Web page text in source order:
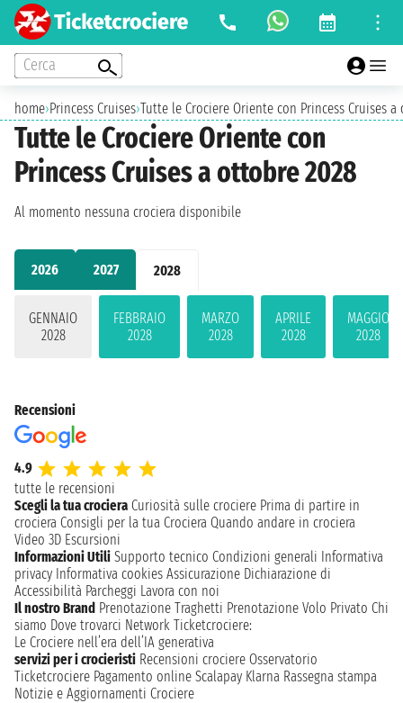
Cerca
home›Princess Cruises›Tutte le Crociere Oriente con Princess Cruises a
Tutte le Crociere Oriente con
Princess Cruises a ottobre 2028
2026 2027 2028
GENNAIO
2028
FEBBRAIO
2028
MARZO
2028
APRILE
2028
MAGGIO
2028
Al momento nessuna crociera disponibile
Recensioni
4.9
tutte le recensioni
Scegli la tua crociera Curiosità sulle crociere Prima di partire in
crociera Consigli per la tua Crociera Quando andare in crociera
Video 3D Escursioni
Informazioni Utili Supporto tecnico Condizioni generali Informativa
privacy Informativa cookies Assicurazione Dichiarazione di
Accessibilità Parcheggi Lavora con noi
Il nostro Brand Prenotazione Traghetti Prenotazione Volo Privato Chi
siamo Dove trovarci Network Ticketcrociere:
Le Crociere nell’era dell’IA generativa
servizi per i crocieristi Recensioni crociere Osservatorio
Ticketcrociere Pagamento online Scalapay Klarna Rassegna stampa
Notizie e Aggiornamenti Crociere